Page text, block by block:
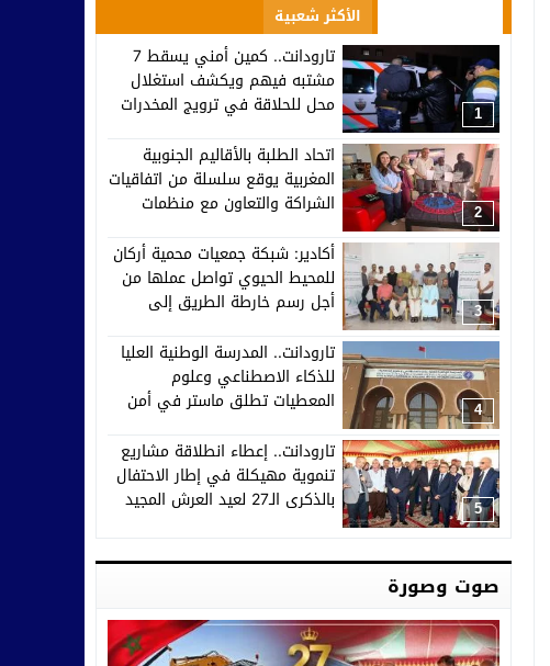
صوت وصورة
الأكثر شعبية
1
تارودانت.. كمين أمني يسقط 7
مشتبه فيهم ويكشف استغلال
محل للحلاقة في ترويج المخدرات
2
اتحاد الطلبة بالأقاليم الجنوبية
المغربية يوقع سلسلة من اتفاقيات
الشراكة والتعاون مع منظمات
3
أكادير: شبكة جمعيات محمية أركان
للمحيط الحيوي تواصل عملها من
أجل رسم خارطة الطريق إلى
4
تارودانت.. المدرسة الوطنية العليا
للذكاء الاصطناعي وعلوم
المعطيات تطلق ماستر في أمن
5
تارودانت.. إعطاء انطلاقة مشاريع
تنموية مهيكلة في إطار الاحتفال
بالذكرى الـ27 لعيد العرش المجيد